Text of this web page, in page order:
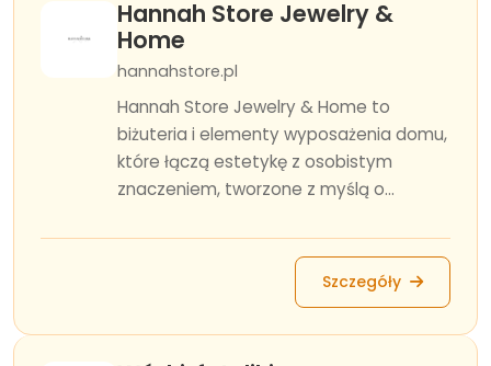
Hannah Store Jewelry &
Home
hannahstore.pl
Hannah Store Jewelry & Home to
biżuteria i elementy wyposażenia domu,
które łączą estetykę z osobistym
znaczeniem, tworzone z myślą o...
Szczegóły